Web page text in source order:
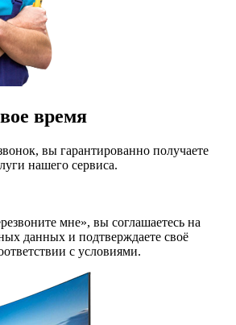
время
вы гарантированно получаете
нашего сервиса.
мне», вы соглашаетесь на
данных и подтверждаете своё
с условиями.